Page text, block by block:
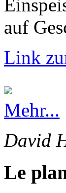
auf
Link
Mehr...
David
Le